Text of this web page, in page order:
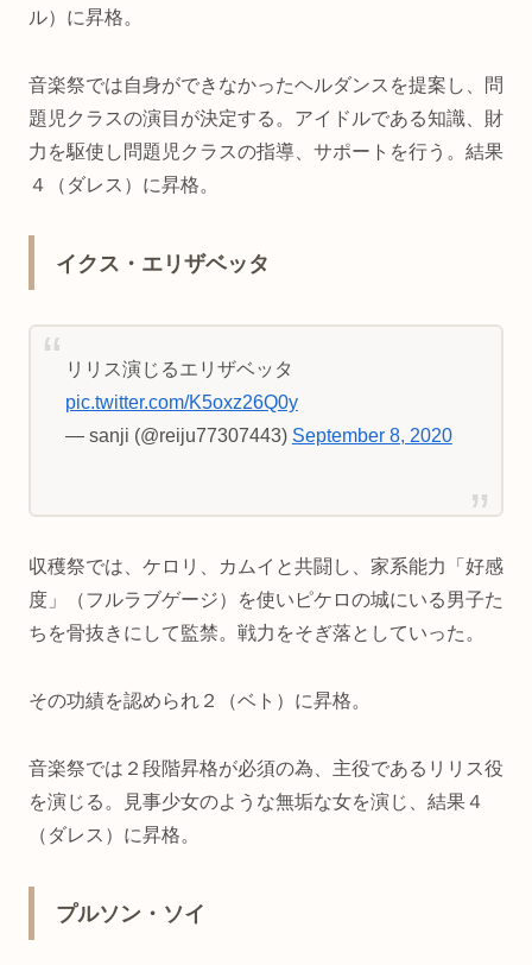
ル）に昇格。
音楽祭では自身ができなかったヘルダンスを提案し、問
題児クラスの演目が決定する。アイドルである知識、財
力を駆使し問題児クラスの指導、サポートを行う。結果
４（ダレス）に昇格。
イクス・エリザベッタ
リリス演じるエリザベッタ
pic.twitter.com/K5oxz26Q0y
— sanji (@reiju77307443) September 8, 2020
収穫祭では、ケロリ、カムイと共闘し、家系能力「好感
度」（フルラブゲージ）を使いピケロの城にいる男子た
ちを骨抜きにして監禁。戦力をそぎ落としていった。
その功績を認められ２（ベト）に昇格。
音楽祭では２段階昇格が必須の為、主役であるリリス役
を演じる。見事少女のような無垢な女を演じ、結果４
（ダレス）に昇格。
プルソン・ソイ